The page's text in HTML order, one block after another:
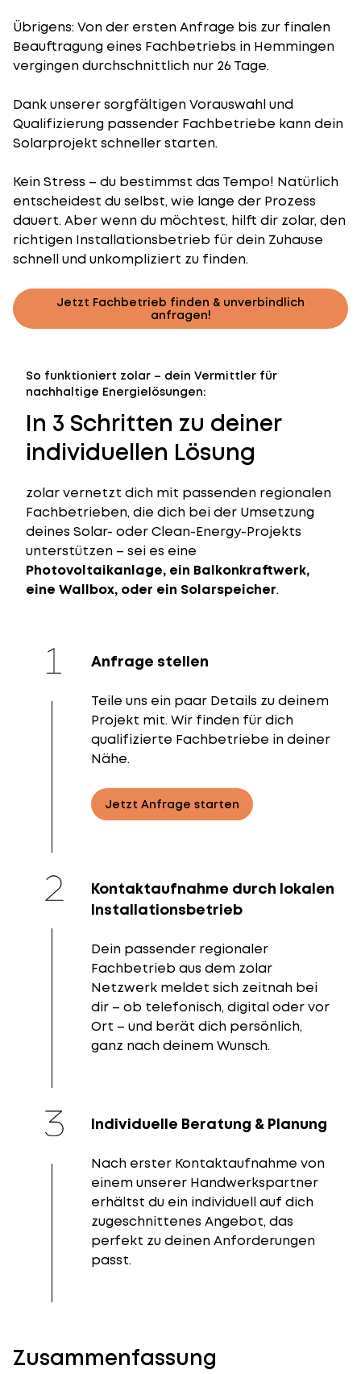
Übrigens: Von der ersten Anfrage bis zur finalen
Beauftragung eines Fachbetriebs in Hemmingen
vergingen durchschnittlich nur 26 Tage.
Dank unserer sorgfältigen Vorauswahl und
Qualifizierung passender Fachbetriebe kann dein
Solarprojekt schneller starten.
Kein Stress – du bestimmst das Tempo! Natürlich
entscheidest du selbst, wie lange der Prozess
dauert. Aber wenn du möchtest, hilft dir zolar, den
richtigen Installationsbetrieb für dein Zuhause
schnell und unkompliziert zu finden.
Jetzt Fachbetrieb finden & unverbindlich
anfragen!
So funktioniert zolar – dein Vermittler für
nachhaltige Energielösungen:
In 3 Schritten zu deiner
individuellen Lösung
zolar vernetzt dich mit passenden regionalen
Fachbetrieben, die dich bei der Umsetzung
deines Solar- oder Clean-Energy-Projekts
unterstützen – sei es eine
Photovoltaikanlage, ein Balkonkraftwerk,
eine Wallbox, oder ein Solarspeicher.
Anfrage stellen
Teile uns ein paar Details zu deinem
Projekt mit. Wir finden für dich
qualifizierte Fachbetriebe in deiner
Nähe.
Jetzt Anfrage starten
Kontaktaufnahme durch lokalen
Installationsbetrieb
Dein passender regionaler
Fachbetrieb aus dem zolar
Netzwerk meldet sich zeitnah bei
dir – ob telefonisch, digital oder vor
Ort – und berät dich persönlich,
ganz nach deinem Wunsch.
Individuelle Beratung & Planung
Nach erster Kontaktaufnahme von
einem unserer Handwerkspartner
erhältst du ein individuell auf dich
zugeschnittenes Angebot, das
perfekt zu deinen Anforderungen
passt.
Zusammenfassung